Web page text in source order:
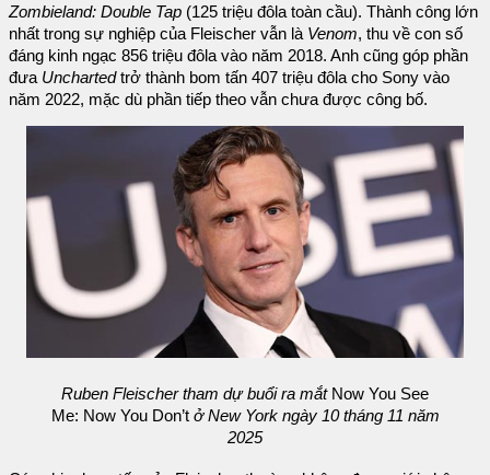
Zombieland: Double Tap (125 triệu đôla toàn cầu). Thành công lớn
nhất trong sự nghiệp của Fleischer vẫn là Venom, thu về con số
đáng kinh ngạc 856 triệu đôla vào năm 2018. Anh cũng góp phần
đưa Unchartedtrở thành bom tấn 407 triệu đôla cho Sony vào
năm 2022, mặc dù phần tiếp theo vẫn chưa được công bố.
Ruben Fleischer tham dự buổi ra mắtNow You See
Me: Now You Don’t ở New York ngày 10 tháng 11 năm
2025